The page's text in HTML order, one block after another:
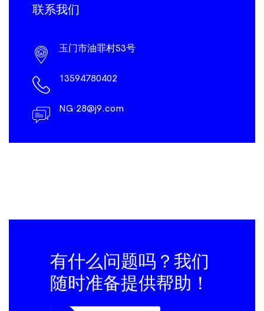
联系我们
玉门市油罪村53号
13594780402
NG·28@j9.com
有什么问题吗？我们
随时准备提供帮助！